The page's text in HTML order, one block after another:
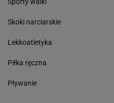
Skoki narciarskie
Lekkoatletyka
Piłka ręczna
Pływanie